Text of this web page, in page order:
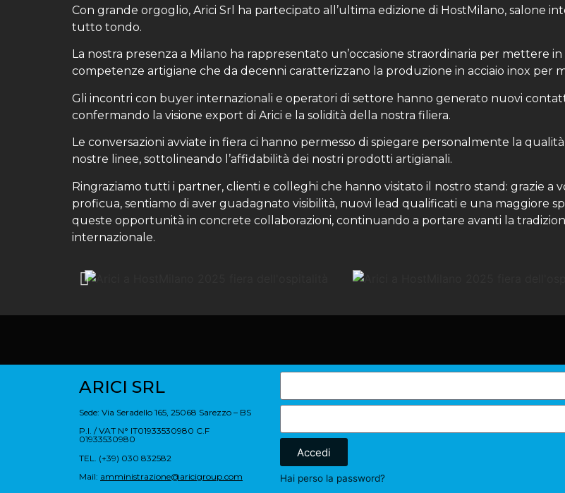
Con grande orgoglio, Arici Srl ha partecipato all’ultima edizione di HostMilano, salone
tutto tondo.
La nostra presenza a Milano ha rappresentato un’occasione straordinaria per mettere
competenze artigiane che da decenni caratterizzano la produzione in acciaio inox per
Gli incontri con buyer internazionali e operatori di settore hanno generato nuovi
confermando la visione export di Arici e la solidità della nostra filiera.
Le conversazioni avviate in fiera ci hanno permesso di spiegare personalmente la
nostre linee, sottolineando l’affidabilità dei nostri prodotti artigianali.
Ringraziamo tutti i partner, clienti e colleghi che hanno visitato il nostro stand: grazie a
proficua, sentiamo di aver guadagnato visibilità, nuovi lead qualificati e una maggiore
queste opportunità in concrete collaborazioni, continuando a portare avanti la
internazionale.
ARICI SRL
Sede: Via Seradello 165, 25068 Sarezzo – BS
P.I. / VAT N° IT01933530980 C.F
01933530980
TEL. (+39) 030 832582
Mail: amministrazione@aricigroup.com
Accedi
Hai perso la password?